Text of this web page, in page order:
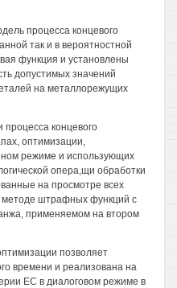
процесса концевого
так и в вероятностной
функция и установлены
допустимых значений
на металлорежущих
концевого
оптимизации,
режиме и использующих
опера,щи обработки
на просмотре всех
методе штрафных функций с
применяемом на втором
позволяет
времени и реализована на
ЕС в диалоговом режиме в